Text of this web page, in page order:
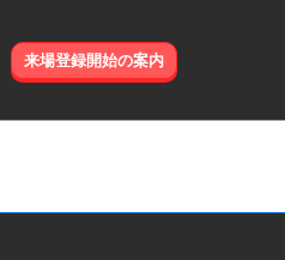
来場登録開始の案内